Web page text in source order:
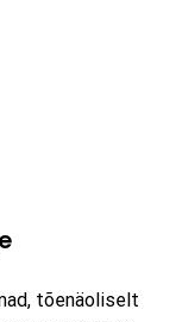
tõenäoliselt